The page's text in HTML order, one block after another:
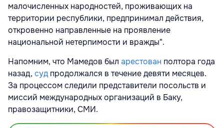
малочисленных народностей, проживающих на
территории республики, предпринимал действия,
откровенно направленные на проявление
национальной нетерпимости и вражды".
Напомним, что Мамедов был арестован полтора года
назад, судпродолжался в течение девяти месяцев.
За процессом следили представители посольств и
миссий международных организаций в Баку,
правозащитники, СМИ.